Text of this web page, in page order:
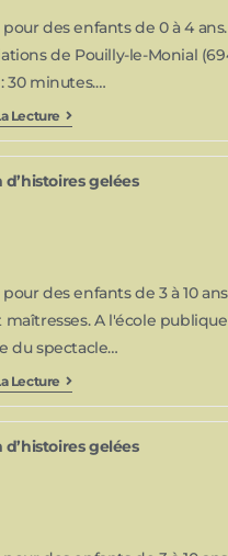
des enfants de 0 à 4
de Pouilly-le-Monial
30 minutes.…
Lecture
gelées
des enfants de 3 à 10
maîtresses. A l'école
du spectacle…
Lecture
gelées